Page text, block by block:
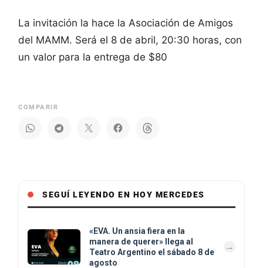
La invitación la hace la Asociación de Amigos
del MAMM. Será el 8 de abril, 20:30 horas, con
un valor para la entrega de $80
COMPARIR
SEGUÍ LEYENDO EN HOY MERCEDES
«EVA. Un ansia fiera en la
manera de querer» llega al
Teatro Argentino el sábado 8 de
agosto